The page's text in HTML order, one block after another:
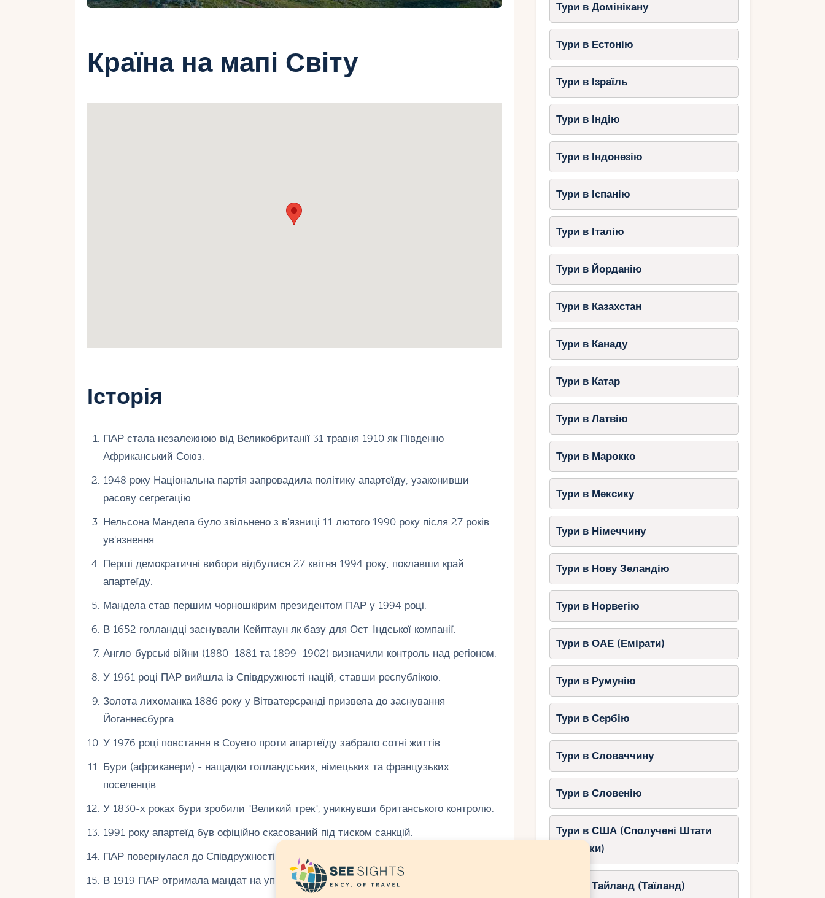
Країна на мапі Світу
Історія
ПАР стала незалежною від Великобританії 31 травня 1910 як Південно-
Африканський Союз.
1948 року Національна партія запровадила політику апартеїду, узаконивши
расову сегрегацію.
Нельсона Мандела було звільнено з в'язниці 11 лютого 1990 року після 27 років
ув'язнення.
Перші демократичні вибори відбулися 27 квітня 1994 року, поклавши край
апартеїду.
Мандела став першим чорношкірим президентом ПАР у 1994 році.
В 1652 голландці заснували Кейптаун як базу для Ост-Індської компанії.
Англо-бурські війни (1880–1881 та 1899–1902) визначили контроль над регіоном.
У 1961 році ПАР вийшла із Співдружності націй, ставши республікою.
Золота лихоманка 1886 року у Вітватерсранді призвела до заснування
Йоганнесбурга.
У 1976 році повстання в Соуето проти апартеїду забрало сотні життів.
Бури (африканери) - нащадки голландських, німецьких та французьких
поселенців.
У 1830-х роках бури зробили "Великий трек", уникнувши британського контролю.
1991 року апартеїд був офіційно скасований під тиском санкцій.
ПАР повернулася до Співдружності націй у 1994 році після демократизації.
В 1919 ПАР отримала мандат на управління Намібією від Ліги Націй.
Тури в Домінікану
Тури в Естонію
Тури в Ізраїль
Тури в Індію
Тури в Індонезію
Тури в Іспанію
Тури в Італію
Тури в Йорданію
Тури в Казахстан
Тури в Канаду
Тури в Катар
Тури в Латвію
Тури в Марокко
Тури в Мексику
Тури в Німеччину
Тури в Нову Зеландію
Тури в Норвегію
Тури в ОАЕ (Емірати)
Тури в Румунію
Тури в Сербію
Тури в Словаччину
Тури в Словенію
Тури в США (Сполучені Штати
Америки)
Тури в Тайланд (Таїланд)